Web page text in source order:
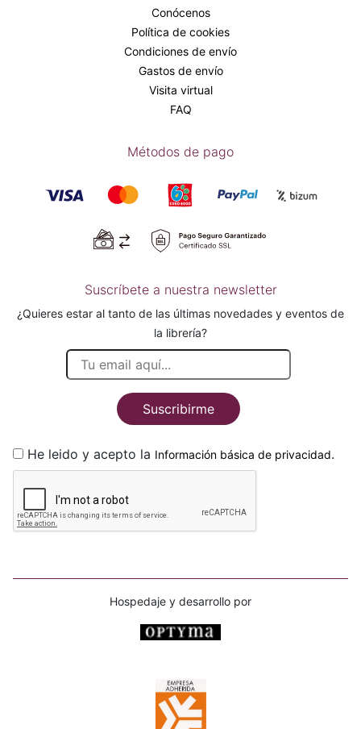
Conócenos
Política de cookies
Condiciones de envío
Gastos de envío
Visita virtual
FAQ
Métodos de pago
Suscríbete a nuestra newsletter
¿Quieres estar al tanto de las últimas novedades y eventos de
la librería?
Suscribirme
He leido y acepto la Información básica de privacidad.
Hospedaje y desarrollo por